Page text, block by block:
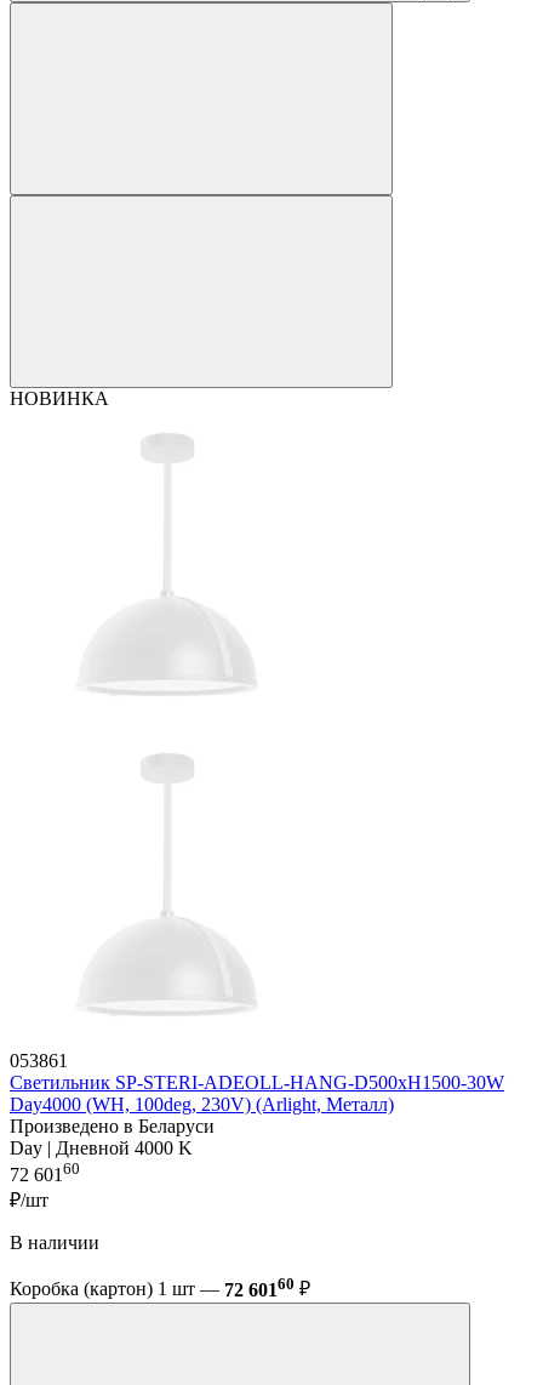
НОВИНКА
053861
Светильник SP-STERI-ADEOLL-HANG-D500xH1500-30W
Day4000 (WH, 100deg, 230V) (Arlight, Металл)
Произведено в Беларуси
Day | Дневной 4000 K
72 601 60
₽/шт
В наличии
Коробка (картон) 1 шт — 72 60160 ₽